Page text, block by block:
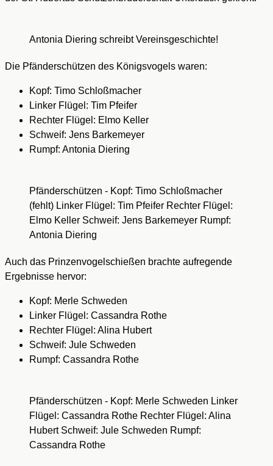
Antonia Diering schreibt Vereinsgeschichte!
Die Pfänderschützen des Königsvogels waren:
Kopf: Timo Schloßmacher
Linker Flügel: Tim Pfeifer
Rechter Flügel: Elmo Keller
Schweif: Jens Barkemeyer
Rumpf: Antonia Diering
Pfänderschützen - Kopf: Timo Schloßmacher
(fehlt) Linker Flügel: Tim Pfeifer Rechter Flügel:
Elmo Keller Schweif: Jens Barkemeyer Rumpf:
Antonia Diering
Auch das Prinzenvogelschießen brachte aufregende
Ergebnisse hervor:
Kopf: Merle Schweden
Linker Flügel: Cassandra Rothe
Rechter Flügel: Alina Hubert
Schweif: Jule Schweden
Rumpf: Cassandra Rothe
Pfänderschützen - Kopf: Merle Schweden Linker
Flügel: Cassandra Rothe Rechter Flügel: Alina
Hubert Schweif: Jule Schweden Rumpf:
Cassandra Rothe